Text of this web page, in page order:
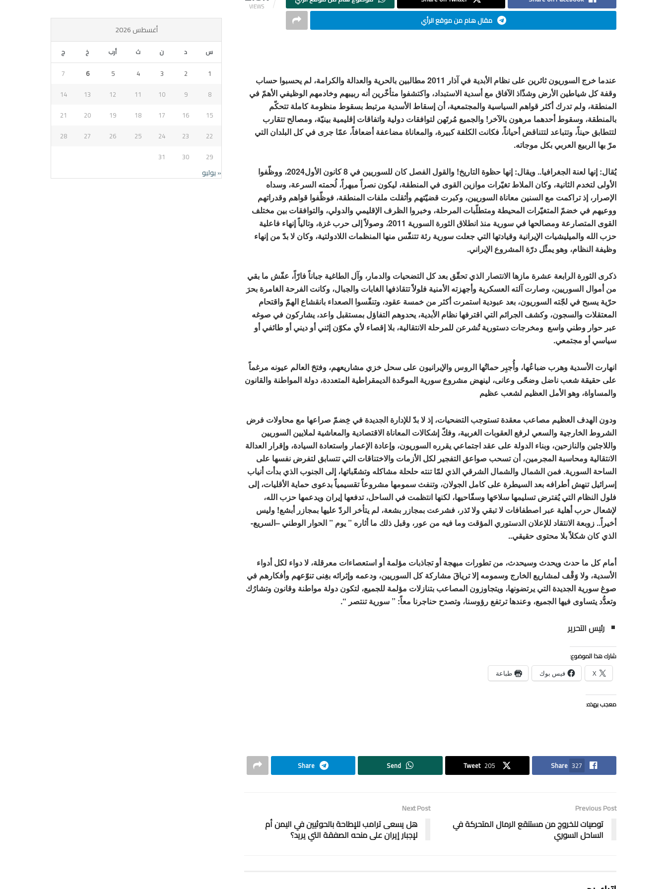
VIEWS
مقال هام من موقع الرأي
عندما خرج السوريون ثائرين على نظام الأبدية في آذار 2011 مطالبين بالحرية والعدالة والكرامة، لم يحسبوا حساب
وقفة كل شياطين الأرض وشذّاذ الآفاق مع أسدية الاستبداد، واكتشفوا متأخّرين أنه ربيبهم وخادمهم الوظيفي الأهمّ في
المنطقة، ولم تدرك أكثر قواهم السياسية والمجتمعية، أن إسقاط الأسدية مرتبط بسقوط منظومة كاملة تتحكّم
بالمنطقة، وسقوط أحدهما مرهون بالآخر! والجميع مُرتَهن لتوافقات دولية واتفاقات إقليمية بينيّة، ومصالح تتقارب
لتتطابق حيناً، وتتباعد لتتناقض أحياناً، فكانت الكلفة كبيرة، والمعاناة مضاعفة أضعافاً، عمّا جرى في كل البلدان التي
مرّ بها الربيع العربي بكل موجاته.
يُقال: إنها لعنة الجغرافيا.. ويقال: إنها حظوة التاريخ! والقول الفصل كان للسوريين في 8 كانون الأول2024، ووظّفوا
الأولى لتخدم الثانية، وكان الملاط تغيّرات موازين القوى في المنطقة، ليكون نصراً مبهراً، لُحمته السرعة، وسداه
الإصرار، إذ تراكمت مع السنين معاناة السوريين، وكبرت قضيّتهم وأثقلت ملفات المنطقة، فوظّفوا قواهم وقدراتهم
ووعيهم في خضمّ المتغيّرات المحيطة ومتطلّبات المرحلة، وخبروا الظرف الإقليمي والدولي، والتوافقات بين مختلف
القوى المتصارعة ومصالحها في سورية منذ انطلاق الثورة السورية 2011، وصولاً إلى حرب غزة، وتالياً إنهاء فاعلية
حزب الله والميليشيات الإيرانية وقيادتها التي جعلت سورية رئة تتنفّس منها المنظمات اللادولتية، وكان لا بدّ من إنهاء
وظيفة النظام، وهو يمثّل درّة المشروع الإيراني.
ذكرى الثورة الرابعة عشرة مازها الانتصار الذي تحقّق بعد كل التضحيات والدمار، وآل الطاغية جباناً فارّاً، عفّش ما بقي
من أموال السوريين، وصارت آلته العسكرية وأجهزته الأمنية فلولاً تتقاذفها الغابات والجبال، وكانت الفرحة الغامرة بحرَ
حرّية يسبح في لجّته السوريون، بعد عبودية استمرت أكثر من خمسة عقود، وتنفّسوا الصعداء بانقشاع الهمّ واقتحام
المعتقلات والسجون، وكشف الجرائم التي اقترفها نظام الأبدية، يحدوهم التفاؤل بمستقبل واعد، يشاركون في صوغه
عبر حوار وطني واسع ومخرجات دستورية تُشرعن للمرحلة الانتقالية، بلا إقصاء لأي مكوّن إثني أو ديني أو طائفي أو
سياسي أو مجتمعي.
انهارت الأسدية وهرب ضباعُها، وأُجبِر حماتُها الروس والإيرانيون على سحل خزي مشاريعهم، وفتحَ العالم عيونه مرغماً
على حقيقة شعب ناضل وضحّى وعانى، لينهض مشروع سورية الموحّدة الديمقراطية المتعددة، دولة المواطنة والقانون
والمساواة، وهو الأمل العظيم لشعب عظيم
ودون الهدف العظيم مصاعب معقدة تستوجب التضحيات، إذ لا بدّ للإدارة الجديدة في خِضمّ صراعها مع محاولات فرض
الشروط الخارجية والسعي لرفع العقوبات الغربية، وفكّ إشكالات المعاناة الاقتصادية والمعاشية لملايين السوريين
واللاجئين والنازحين، وبناء الدولة على عقد اجتماعي يقرره السوريون، وإعادة الإعمار واستعادة السيادة، وإقرار العدالة
الانتقالية ومحاسبة المجرمين، أن تسحب صواعق التفجير لكل الأزمات والاختناقات التي تتسابق لتفرض نفسها على
الساحة السورية. فمن الشمال والشمال الشرقي الذي لمّا تنته حلحلة مشاكله وتشعّباتها، إلى الجنوب الذي بدأت أنياب
إسرائيل تنهش أطرافه بعد السيطرة على كامل الجولان، وتنفث سمومها مشروعاً تقسيمياً بدعوى حماية الأقليات، إلى
فلول النظام التي يُفترض تسليمها سلاحَها وسفّاحيها، لكنها انتظمت في الساحل، تدفعها إيران ويدعمها حزب الله،
لإشعال حرب أهلية عبر اصطفافات لا تبقي ولا تَذر، فشرعت بمجازر بشعة، لم يتأخر الردّ عليها بمجازر أبشع! وليس
أخيراً.. زوبعة الانتقاد للإعلان الدستوري المؤقت وما فيه من عور، وقبل ذلك ما أثاره ” يوم ” الحوار الوطني –السريع-
الذي كان شكلاً بلا محتوى حقيقي..
أمام كل ما حدث ويحدث وسيحدث، من تطورات مبهجة أو تجاذبات مؤلمة أو استعصاءات معرقلة، لا دواء لكل أدواء
الأسدية، ولا وَقْف لمشاريع الخارج وسمومه إلا ترياقَ مشاركة كل السوريين، ودعمه وإثرائه بغِنى تنوّعهم وأفكارهم في
صوغ سورية الجديدة التي يرتضونها، ويتجاوزون المصاعب بتنازلات مؤلمة للجميع، لتكون دولة مواطنة وقانون وتشارُك
وتعدُّد يتساوى فيها الجميع، وعندها ترتفع رؤوسنا، وتصدح حناجرنا معاً: ” سورية تنتصر “.
رئيس التحرير
شارك هذا الموضوع:
X فيس بوك طباعة
معجب بهذه:
Share 327
Tweet 205
Send
Share
Previous Post
توصيات للخروج من مستنقع الرمال المتحركة في
الساحل السوري
Next Post
هل يسعى ترامب للإطاحة بالحوثيين في اليمن أم
لإجبار إيران على منحه الصفقة التي يريد؟
أغسطس 2026
س د ن ث أرب خ ج
1
2
3
4
5
6
7
8
9
10
11
12
13
14
15
16
17
18
19
20
21
22
23
24
25
26
27
28
29
30
31
« يوليو